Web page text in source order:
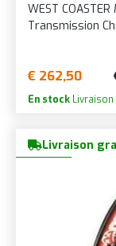
WEST
Transmission
€ 262,50
En stock
Livraison